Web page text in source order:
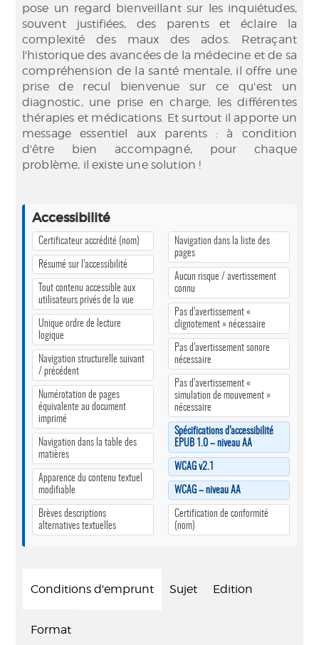
pose un regard bienveillant sur les inquiétudes,
souvent justifiées, des parents et éclaire la
complexité des maux des ados. Retraçant
l'historique des avancées de la médecine et de sa
compréhension de la santé mentale, il offre une
prise de recul bienvenue sur ce qu'est un
diagnostic, une prise en charge, les différentes
thérapies et médications. Et surtout il apporte un
message essentiel aux parents : à condition
d'être bien accompagné, pour chaque
problème, il existe une solution !
Accessibilité
Certificateur accrédité (nom)
Résumé sur l’accessibilité
Tout contenu accessible aux
utilisateurs privés de la vue
Unique ordre de lecture
logique
Navigation structurelle suivant
/ précédent
Numérotation de pages
équivalente au document
imprimé
Navigation dans la table des
matières
Apparence du contenu textuel
modifiable
Brèves descriptions
alternatives textuelles
Navigation dans la liste des
pages
Aucun risque / avertissement
connu
Pas d’avertissement «
clignotement » nécessaire
Pas d’avertissement sonore
nécessaire
Pas d’avertissement «
simulation de mouvement »
nécessaire
Spécifications d’accessibilité
EPUB 1.0 – niveau AA
WCAG v2.1
WCAG – niveau AA
Certification de conformité
(nom)
Conditions d'emprunt Sujet Edition
Format